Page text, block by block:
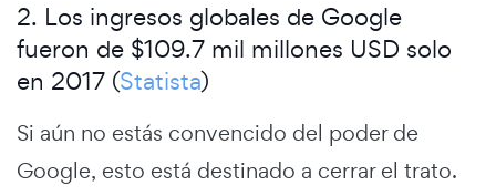
2. Los ingresos globales de Google
fueron de $109.7 mil millones USD solo
en 2017 (Statista)
Si aún no estás convencido del poder de
Google, esto está destinado a cerrar el trato.